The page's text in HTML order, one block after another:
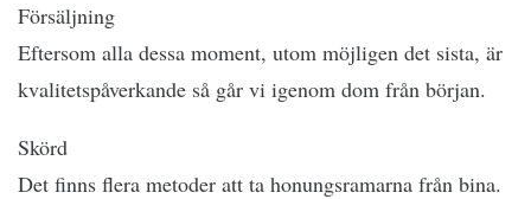
Försäljning
Eftersom alla dessa moment, utom möjligen det sista, är
kvalitetspåverkande så går vi igenom dom från början.
Skörd
Det finns flera metoder att ta honungsramarna från bina.